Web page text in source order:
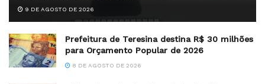
9 DE AGOSTO DE 2026
Prefeitura de Teresina destina R$ 30 milhões
para Orçamento Popular de 2026
8 DE AGOSTO DE 2026